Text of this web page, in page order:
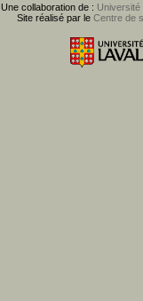
Une collaboration de : Université
Site réalisé par le Centre de